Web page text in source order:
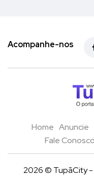
Acompanhe-nos
Home Anuncie
Fale Conosco
2026 © TupãCity -